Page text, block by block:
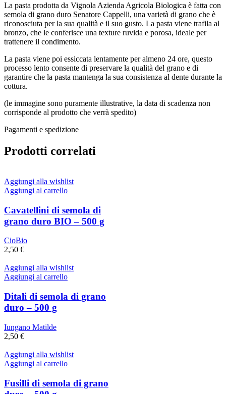
La pasta prodotta da Vignola Azienda Agricola Biologica è fatta con
semola di grano duro Senatore Cappelli, una varietà di grano che è
riconosciuta per la sua qualità e il suo gusto. La pasta viene trafila al
bronzo, che le conferisce una texture ruvida e porosa, ideale per
trattenere il condimento.
La pasta viene poi essiccata lentamente per almeno 24 ore, questo
processo lento consente di preservare la qualità del grano e di
garantire che la pasta mantenga la sua consistenza al dente durante la
cottura.
(le immagine sono puramente illustrative, la data di scadenza non
corrisponde al prodotto che verrà spedito)
Pagamenti e spedizione
Prodotti correlati
Aggiungi alla wishlist
Aggiungi al carrello
Cavatellini di semola di
grano duro BIO – 500 g
CioBio
2,50 €
Aggiungi alla wishlist
Aggiungi al carrello
Ditali di semola di grano
duro – 500 g
Iungano Matilde
2,50 €
Aggiungi alla wishlist
Aggiungi al carrello
Fusilli di semola di grano